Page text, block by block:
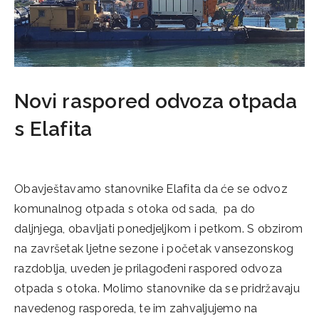
Novi raspored odvoza otpada
s Elafita
Obavještavamo stanovnike Elafita da će se odvoz
komunalnog otpada s otoka od sada, pa do
daljnjega, obavljati ponedjeljkom i petkom. S obzirom
na završetak ljetne sezone i početak vansezonskog
razdoblja, uveden je prilagođeni raspored odvoza
otpada s otoka. Molimo stanovnike da se pridržavaju
navedenog rasporeda, te im zahvaljujemo na